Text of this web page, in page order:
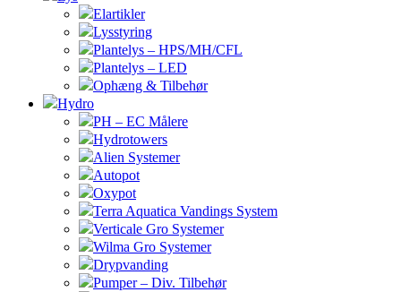
Elartikler
Lysstyring
Plantelys – HPS/MH/CFL
Plantelys – LED
Ophæng & Tilbehør
Hydro
PH – EC Målere
Hydrotowers
Alien Systemer
Autopot
Oxypot
Terra Aquatica Vandings System
Verticale Gro Systemer
Wilma Gro Systemer
Drypvanding
Pumper – Div. Tilbehør